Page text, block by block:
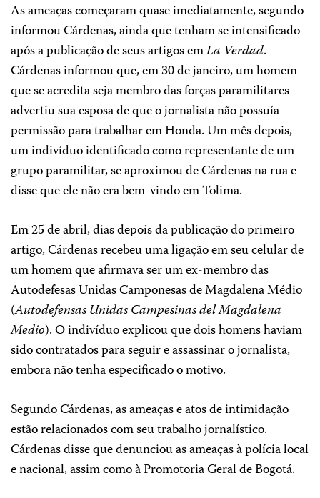
As ameaças começaram quase imediatamente, segundo
informou Cárdenas, ainda que tenham se intensificado
após a publicação de seus artigos emLa Verdad.
Cárdenas informou que, em 30 de janeiro, um homem
que se acredita seja membro das forças paramilitares
advertiu sua esposa de que o jornalista não possuía
permissão para trabalhar em Honda. Um mês depois,
um indivíduo identificado como representante de um
grupo paramilitar, se aproximou de Cárdenas na rua e
disse que ele não era bem-vindo em Tolima.
Em 25 de abril, dias depois da publicação do primeiro
artigo, Cárdenas recebeu uma ligação em seu celular de
um homem que afirmava ser um ex-membro das
Autodefesas Unidas Camponesas de Magdalena Médio
(Autodefensas Unidas Campesinas del Magdalena
Medio). O indivíduo explicou que dois homens haviam
sido contratados para seguir e assassinar o jornalista,
embora não tenha especificado o motivo.
Segundo Cárdenas, as ameaças e atos de intimidação
estão relacionados com seu trabalho jornalístico.
Cárdenas disse que denunciou as ameaças à polícia local
e nacional, assim como à Promotoria Geral de Bogotá.